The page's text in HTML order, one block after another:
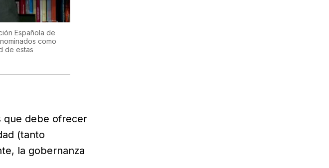
Española de
como
de estas
que debe ofrecer
(tanto
la gobernanza